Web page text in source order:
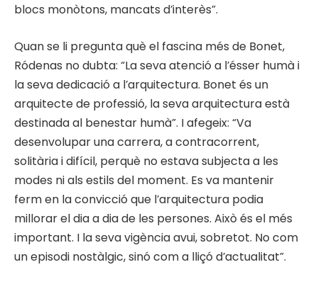
blocs monòtons, mancats d’interès”.
Quan se li pregunta què el fascina més de Bonet,
Ródenas no dubta: “La seva atenció a l’ésser humà i
la seva dedicació a l’arquitectura. Bonet és un
arquitecte de professió, la seva arquitectura està
destinada al benestar humà”. I afegeix: “Va
desenvolupar una carrera, a contracorrent,
solitària i difícil, perquè no estava subjecta a les
modes ni als estils del moment. Es va mantenir
ferm en la convicció que l’arquitectura podia
millorar el dia a dia de les persones. Això és el més
important. I la seva vigència avui, sobretot. No com
un episodi nostàlgic, sinó com a lliçó d’actualitat”.